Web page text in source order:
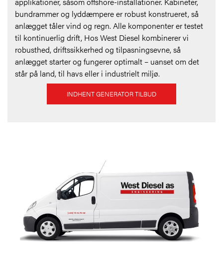
bundrammer og lyddæmpere er robust konstrueret, så
anlægget tåler vind og regn. Alle komponenter er testet
til kontinuerlig drift, Hos West Diesel kombinerer vi
robusthed, driftssikkerhed og tilpasningsevne, så
anlægget starter og fungerer optimalt – uanset om det
står på land, til havs eller i industrielt miljø.
INDHENT GENERATOR TILBUD